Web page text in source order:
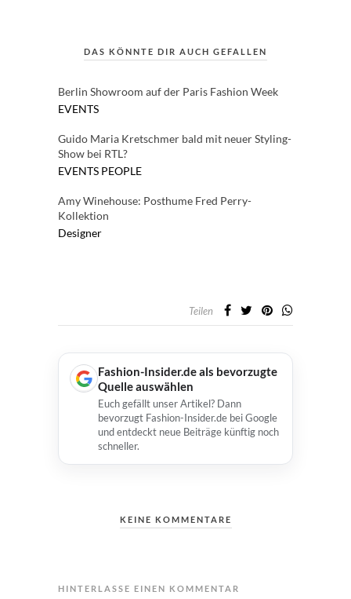
DAS KÖNNTE DIR AUCH GEFALLEN
Berlin Showroom auf der Paris Fashion Week
EVENTS
Guido Maria Kretschmer bald mit neuer Styling-
Show bei RTL?
EVENTS PEOPLE
Amy Winehouse: Posthume Fred Perry-
Kollektion
Designer
Teilen
Fashion-Insider.de als bevorzugte
Quelle auswählen
Euch gefällt unser Artikel? Dann
bevorzugt Fashion-Insider.de bei Google
und entdeckt neue Beiträge künftig noch
schneller.
KEINE KOMMENTARE
HINTERLASSE EINEN KOMMENTAR